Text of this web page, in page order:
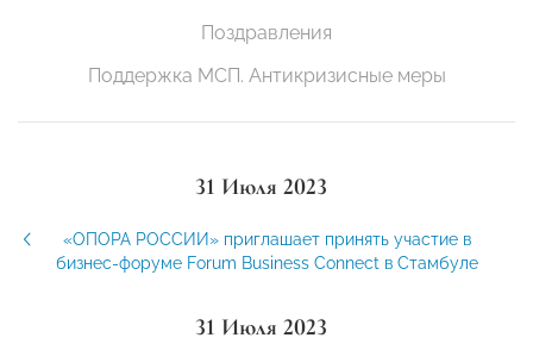
Поздравления
Поддержка МСП. Антикризисные меры
31 Июля 2023
«ОПОРА РОССИИ» приглашает принять участие в
бизнес-форуме Forum Business Connect в Стамбуле
31 Июля 2023